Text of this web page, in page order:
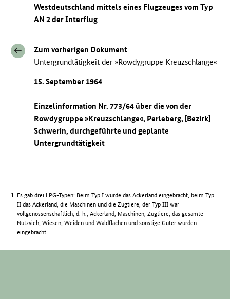
Westdeutschland mittels eines Flugzeuges vom Typ
AN 2 der Interflug
Zum vorherigen Dokument
Untergrundtätigkeit der »Rowdygruppe Kreuzschlange«
15. September 1964
Einzelinformation Nr. 773/64 über die von der
Rowdygruppe »Kreuzschlange«, Perleberg, [Bezirk]
Schwerin, durchgeführte und geplante
Untergrundtätigkeit
Es gab drei LPG-Typen: Beim Typ I wurde das Ackerland eingebracht, beim Typ
II das Ackerland, die Maschinen und die Zugtiere, der Typ III war
vollgenossenschaftlich, d. h., Ackerland, Maschinen, Zugtiere, das gesamte
Nutzvieh, Wiesen, Weiden und Waldflächen und sonstige Güter wurden
eingebracht.